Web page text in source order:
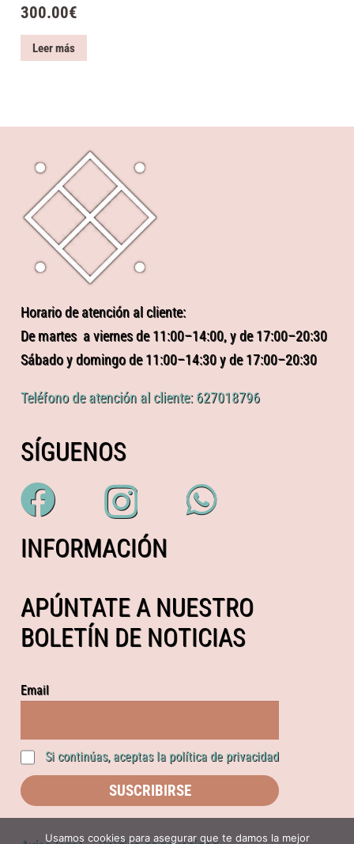
300.00€
Leer más
Horario de atención al cliente:
De martes a viernes de 11:00–14:00, y de 17:00–20:30
Sábado y domingo de 11:00–14:30 y de 17:00–20:30
Teléfono de atención al cliente: 627018796
SÍGUENOS
INFORMACIÓN
APÚNTATE A NUESTRO
BOLETÍN DE NOTICIAS
Email
Si continúas, aceptas la política de privacidad
Usamos cookies para asegurar que te damos la mejor